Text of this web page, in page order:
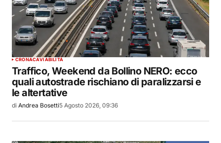
CRONACAVIABILITÀ
Traffico, Weekend da Bollino NERO: ecco
quali autostrade rischiano di paralizzarsi e
le altertative
di Andrea Bosetti5 Agosto 2026, 09:36